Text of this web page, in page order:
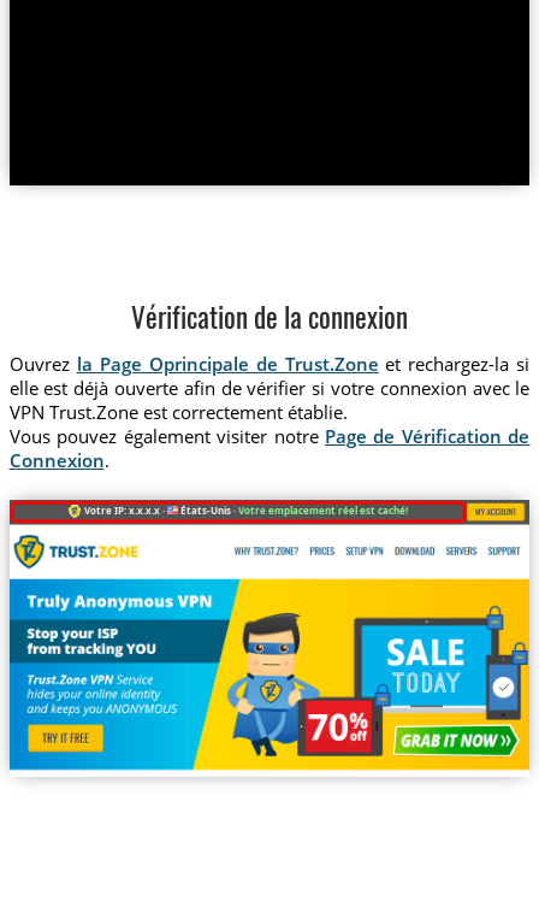
Vérification de la connexion
Ouvrez la Page Oprincipale de Trust.Zone et rechargez-la si
elle est déjà ouverte afin de vérifier si votre connexion avec le
VPN Trust.Zone est correctement établie.
Vous pouvez également visiter notre Page de Vérification de
Connexion.
Votre IP: x.x.x.x · États-Unis ·Votre emplacement réel est caché!